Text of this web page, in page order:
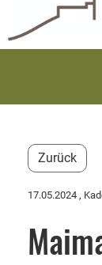
Zurück
17.05.2024 ,